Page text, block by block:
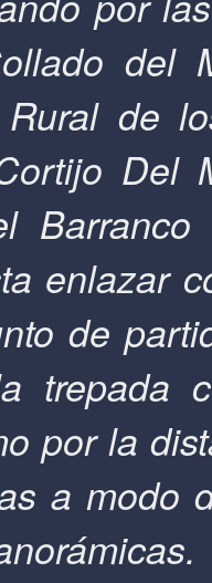
del
Rural de
Del
enlazar
de
trepada
por la
a modo